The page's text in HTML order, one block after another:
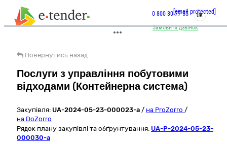
Замовити дзвінок
0 800 30 77 55[email protected]
UK
Повернутись назад
Послуги з управління побутовими
відходами (Контейнерна система)
Закупівля: UA-2024-05-23-000023-a / на ProZorro /
на DoZorro
Рядок плану закупівлі та обґрунтування: UA-P-2024-05-23-
000030-a